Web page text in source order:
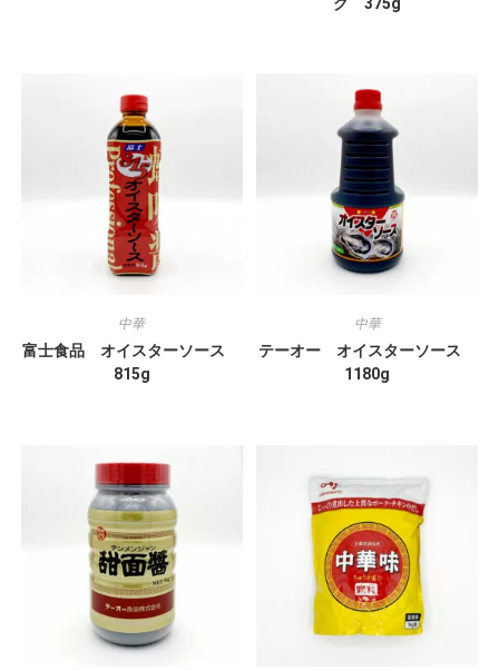
中華
富士食品 オイスターソース
815g
中華
テーオー オイスターソース
1180g